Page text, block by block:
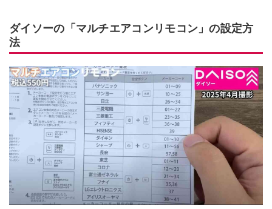
ダイソーの「マルチエアコンリモコン」の設定方
法